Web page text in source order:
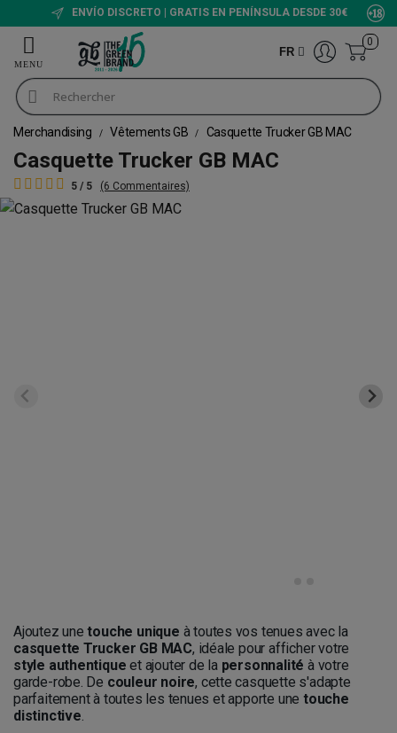
ENVÍO DISCRETO | GRATIS EN PENÍNSULA DESDE 30€
FR
0
Merchandising Vêtements GB Casquette Trucker GB MAC
Casquette Trucker GB MAC
5 / 5 (6 Commentaires)
Ajoutez unetouche unique à toutes vos tenues avec la
casquette Trucker GB MAC, idéale pour afficher votre
style authentique et ajouter de la personnalité à votre
garde-robe. De couleur noire, cette casquette s'adapte
parfaitement à toutes les tenues et apporte une touche
distinctive.